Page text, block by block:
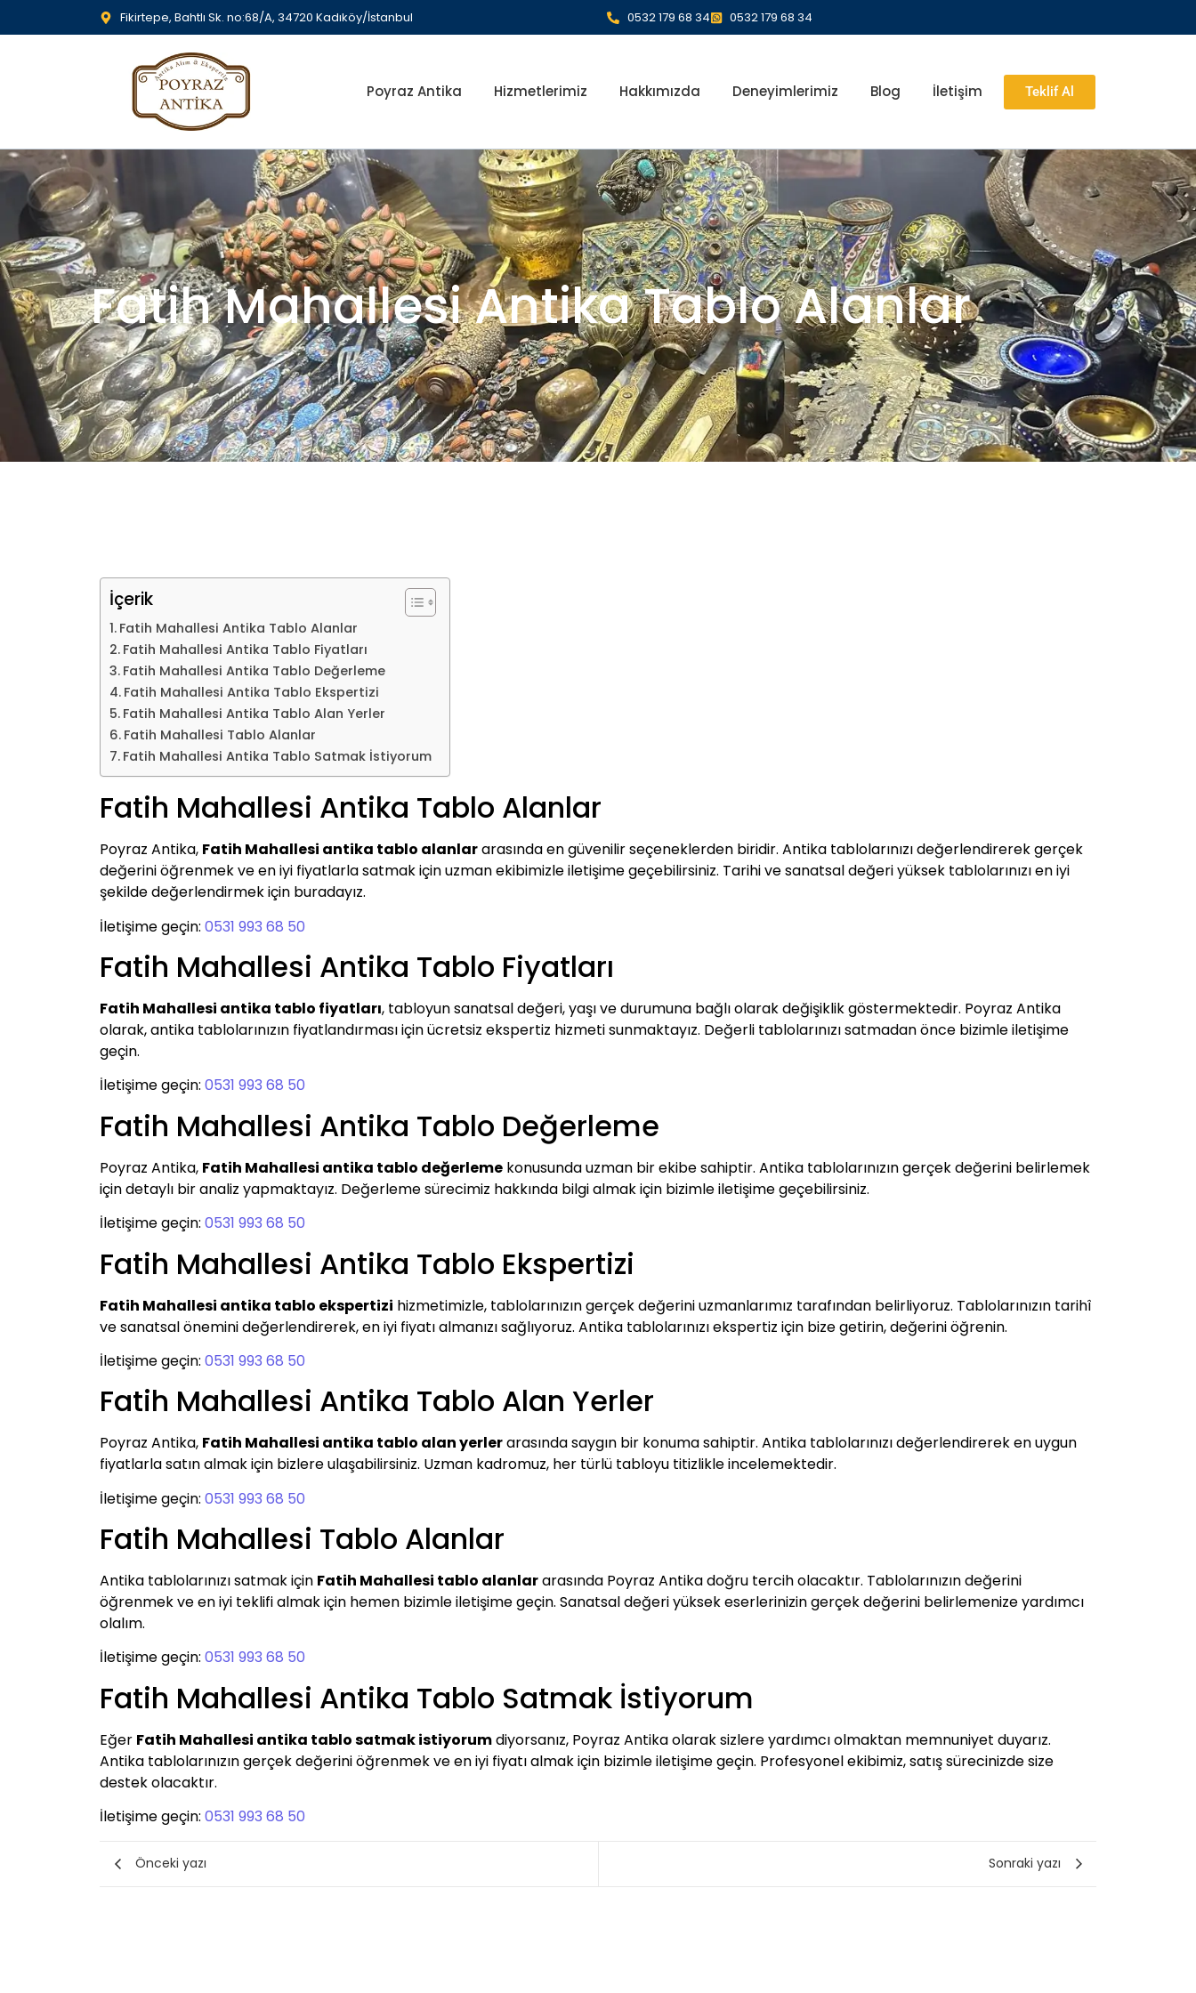
Fikirtepe, Bahtlı Sk. no:68/A, 34720 Kadıköy/İstanbul 0532 179 68 34 0532 179 68 34
Poyraz Antika Hizmetlerimiz Hakkımızda Deneyimlerimiz Blog İletişim Teklif Al
Fatih Mahallesi Antika Tablo Alanlar
İçerik
Fatih Mahallesi Antika Tablo Alanlar
Fatih Mahallesi Antika Tablo Fiyatları
Fatih Mahallesi Antika Tablo Değerleme
Fatih Mahallesi Antika Tablo Ekspertizi
Fatih Mahallesi Antika Tablo Alan Yerler
Fatih Mahallesi Tablo Alanlar
Fatih Mahallesi Antika Tablo Satmak İstiyorum
Fatih Mahallesi Antika Tablo Alanlar
Poyraz Antika, Fatih Mahallesi antika tablo alanlararasında en güvenilir seçeneklerden biridir. Antika tablolarınızı değerlendirerek gerçek
değerini öğrenmek ve en iyi fiyatlarla satmak için uzman ekibimizle iletişime geçebilirsiniz. Tarihi ve sanatsal değeri yüksek tablolarınızı en iyi
şekilde değerlendirmek için buradayız.
İletişime geçin: 0531 993 68 50
Fatih Mahallesi Antika Tablo Fiyatları
Fatih Mahallesi antika tablo fiyatları, tabloyun sanatsal değeri, yaşı ve durumuna bağlı olarak değişiklik göstermektedir. Poyraz Antika
olarak, antika tablolarınızın fiyatlandırması için ücretsiz ekspertiz hizmeti sunmaktayız. Değerli tablolarınızı satmadan önce bizimle iletişime
geçin.
İletişime geçin: 0531 993 68 50
Fatih Mahallesi Antika Tablo Değerleme
Poyraz Antika, Fatih Mahallesi antika tablo değerleme konusunda uzman bir ekibe sahiptir. Antika tablolarınızın gerçek değerini belirlemek
için detaylı bir analiz yapmaktayız. Değerleme sürecimiz hakkında bilgi almak için bizimle iletişime geçebilirsiniz.
İletişime geçin: 0531 993 68 50
Fatih Mahallesi Antika Tablo Ekspertizi
Fatih Mahallesi antika tablo ekspertizi hizmetimizle, tablolarınızın gerçek değerini uzmanlarımız tarafından belirliyoruz. Tablolarınızın tarihî
ve sanatsal önemini değerlendirerek, en iyi fiyatı almanızı sağlıyoruz. Antika tablolarınızı ekspertiz için bize getirin, değerini öğrenin.
İletişime geçin: 0531 993 68 50
Fatih Mahallesi Antika Tablo Alan Yerler
Poyraz Antika, Fatih Mahallesi antika tablo alan yerlerarasında saygın bir konuma sahiptir. Antika tablolarınızı değerlendirerek en uygun
fiyatlarla satın almak için bizlere ulaşabilirsiniz. Uzman kadromuz, her türlü tabloyu titizlikle incelemektedir.
İletişime geçin: 0531 993 68 50
Fatih Mahallesi Tablo Alanlar
Antika tablolarınızı satmak için Fatih Mahallesi tablo alanlararasında Poyraz Antika doğru tercih olacaktır. Tablolarınızın değerini
öğrenmek ve en iyi teklifi almak için hemen bizimle iletişime geçin. Sanatsal değeri yüksek eserlerinizin gerçek değerini belirlemenize yardımcı
olalım.
İletişime geçin: 0531 993 68 50
Fatih Mahallesi Antika Tablo Satmak İstiyorum
Eğer Fatih Mahallesi antika tablo satmak istiyorumdiyorsanız, Poyraz Antika olarak sizlere yardımcı olmaktan memnuniyet duyarız.
Antika tablolarınızın gerçek değerini öğrenmek ve en iyi fiyatı almak için bizimle iletişime geçin. Profesyonel ekibimiz, satış sürecinizde size
destek olacaktır.
İletişime geçin: 0531 993 68 50
Önceki yazı Sonraki yazı